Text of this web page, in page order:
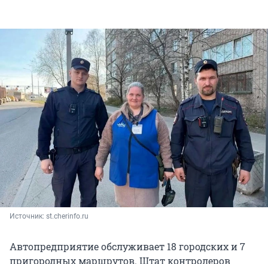
Источник: st.cherinfo.ru
Автопредприятие обслуживает 18 городских и 7
пригородных маршрутов. Штат контролеров